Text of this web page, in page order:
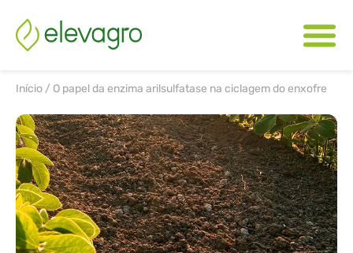
Início / O papel da enzima arilsulfatase na ciclagem do enxofre